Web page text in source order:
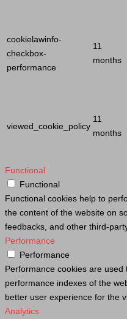
cookielawinfo-
checkbox-
performance
11
months
viewed_cookie_policy
11
months
Functional
Functional
Functional cookies help to
the content of the website on
feedbacks, and other third-
Performance
Performance
Performance cookies are
performance indexes of the
better user experience for the
Analytics